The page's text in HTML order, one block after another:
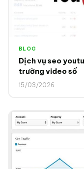
BLOG
Dịch vụ seo
trường video số
15/03/2026